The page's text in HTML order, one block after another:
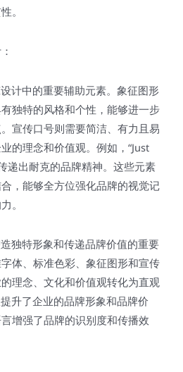
。
计中的重要辅助元素。象征图形
独特的风格和个性，能够进一步
宣传口号则需要简洁、有力且易
的理念和价值观。例如，“Just
递出耐克的品牌精神。这些元素
，能够全方位强化品牌的视觉记
。
独特形象和传递品牌价值的重要
体、标准色彩、象征图形和宣传
理念、文化和价值观转化为直观
升了企业的品牌形象和品牌价
增强了品牌的识别度和传播效